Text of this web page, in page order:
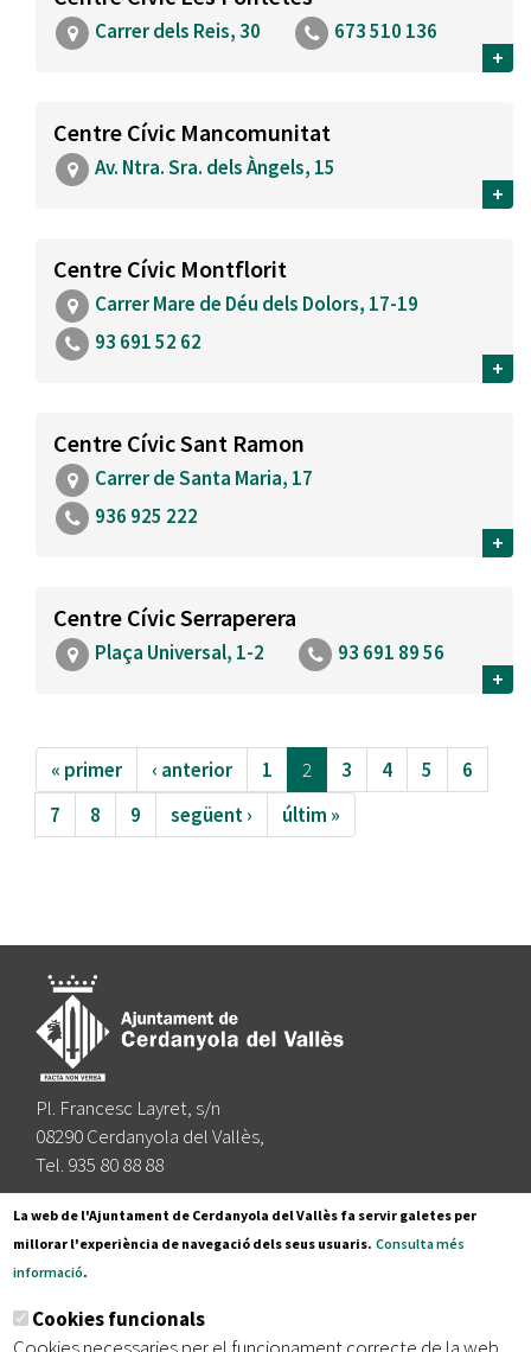
Carrer dels Reis, 30
673 510 136
+
Centre Cívic Mancomunitat
Av. Ntra. Sra. dels Àngels, 15
+
Centre Cívic Montflorit
Carrer Mare de Déu dels Dolors, 17-19
93 691 52 62
+
Centre Cívic Sant Ramon
Carrer de Santa Maria, 17
936 925 222
+
Centre Cívic Serraperera
Plaça Universal, 1-2
93 691 89 56
+
« primer ‹ anterior 1 2 3 4 5
6
7
8 9 següent › últim »
Pl. Francesc Layret, s/n
08290 Cerdanyola del Vallès,
Tel. 935 80 88 88
Segueix-nos a:
Subscriu-te al nostre butlletí
La web de l'Ajuntament de Cerdanyola del Vallès fa servir galetes per
millorar l'experiència de navegació dels seus usuaris. Consulta més
informació.
Cookies funcionals